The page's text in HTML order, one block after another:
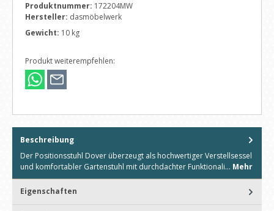
Produktnummer: 172204MW
Hersteller: dasmöbelwerk
Gewicht: 10 kg
Produkt weiterempfehlen:
Beschreibung
Der Positionsstuhl Dover überzeugt als hochwertiger Verstellsessel
und komfortabler Gartenstuhl mit durchdachter Funktionali… Mehr
Eigenschaften